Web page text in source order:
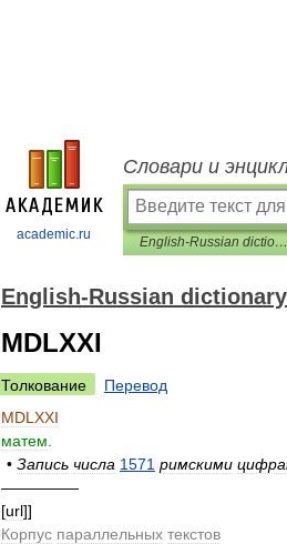
academic.ru
Словари и
English-Russian dictionary designations
English-Russian
MDLXXI
Толкование
Перевод
MDLXXI
матем
• Запись числа 1571 римскими
—————
[url]]
Корпус параллельных текстов